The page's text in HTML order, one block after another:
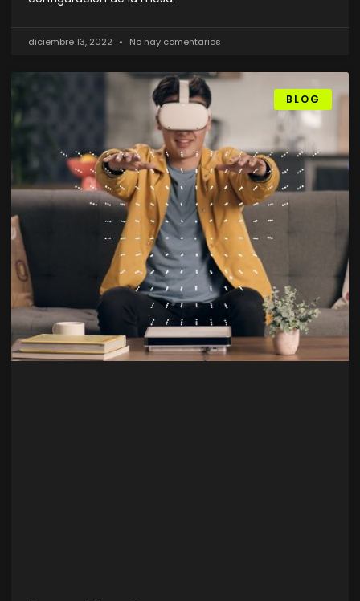
diciembre 13, 2022 No hay comentarios
BLOG